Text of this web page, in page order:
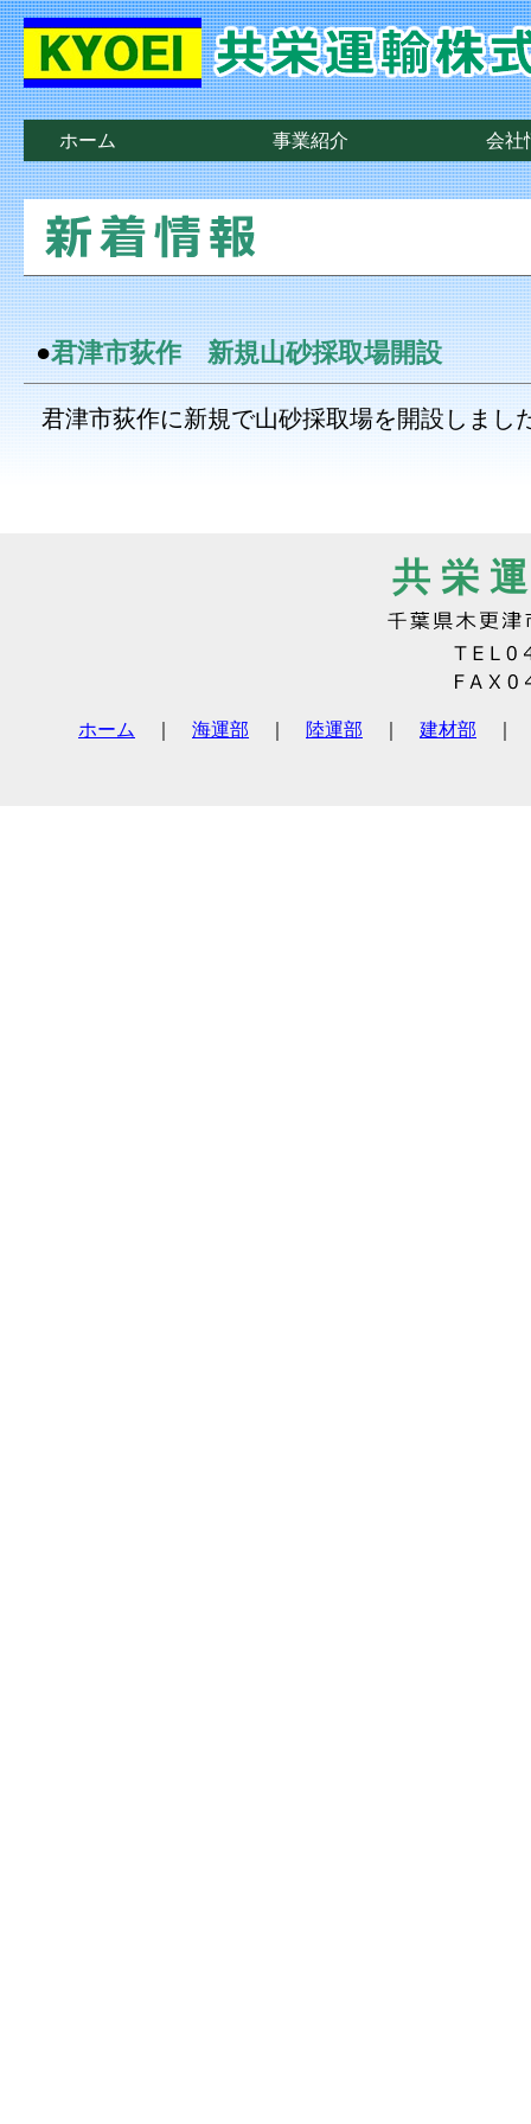
ホーム 事業紹介 会社
●君津市荻作 新規山砂採取場開設
君津市荻作に新規で山砂採取場を開設しまし
共 栄
ホーム 海運部 陸運部 建材部